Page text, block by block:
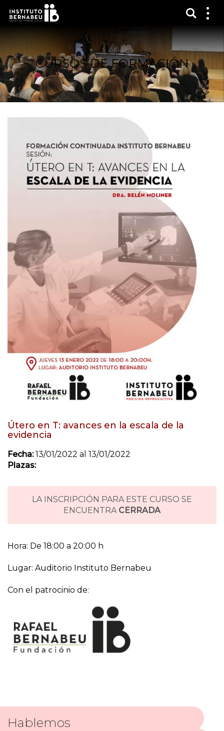
CURSOS DE FORMACIÓN
Útero en T: avances en la escala de la
evidencia
Fecha:13/01/2022 al 13/01/2022
Plazas:
LA INSCRIPCIÓN PARA ESTE CURSO SE
ENCUENTRA CERRADA
Hora: De 18:00 a 20:00 h
Lugar: Auditorio Instituto Bernabeu
Con el patrocinio de:
Hablemos